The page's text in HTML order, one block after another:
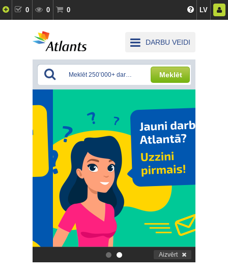
0 0 0 LV
DARBU VEIDI
Meklēt
. Aizvērt